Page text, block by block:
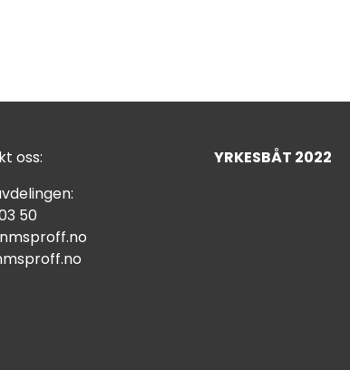
oss:
50
YRKESBÅT 2022